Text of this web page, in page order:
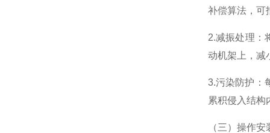
补偿算法，可
2.减振处理：
动机架上，减
3.污染防护：
累积侵入结构
（三）操作